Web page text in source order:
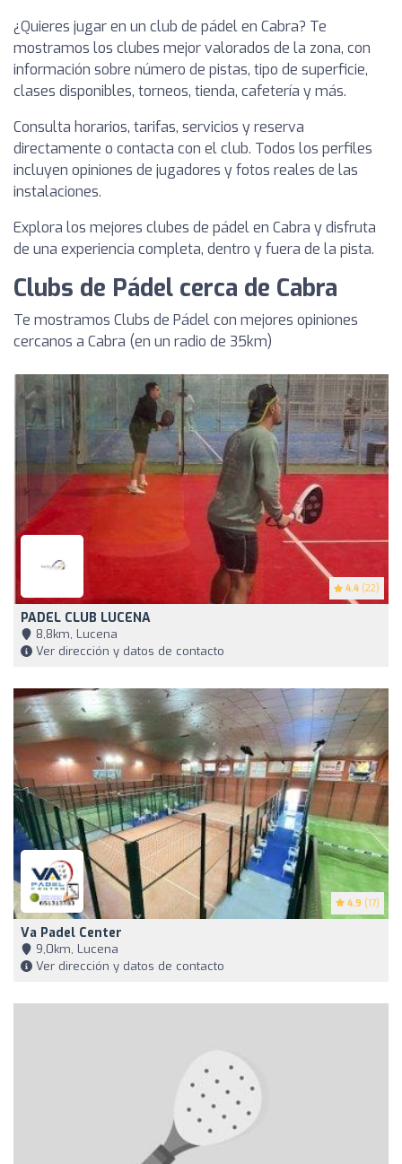
¿Quieres jugar en un club de pádel en Cabra? Te
mostramos los clubes mejor valorados de la zona, con
información sobre número de pistas, tipo de superficie,
clases disponibles, torneos, tienda, cafetería y más.
Consulta horarios, tarifas, servicios y reserva
directamente o contacta con el club. Todos los perfiles
incluyen opiniones de jugadores y fotos reales de las
instalaciones.
Explora los mejores clubes de pádel en Cabra y disfruta
de una experiencia completa, dentro y fuera de la pista.
Clubs de Pádel cerca de Cabra
Te mostramos Clubs de Pádel con mejores opiniones
cercanos a Cabra (en un radio de 35km)
4.4 (22)
PADEL CLUB LUCENA
8,8km, Lucena
Ver dirección y datos de contacto
4.9 (17)
Va Padel Center
9,0km, Lucena
Ver dirección y datos de contacto